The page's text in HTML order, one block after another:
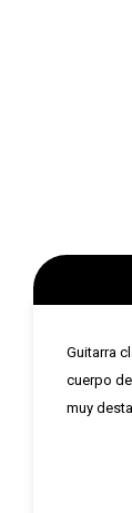
Guitarra
cuerpo
muy